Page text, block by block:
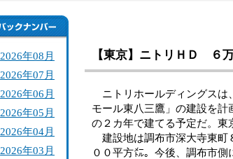
2026年08月
2026年07月
2026年06月
2026年05月
2026年04月
2026年03月
【東京】ニトリＨＤ ６
ニトリホールディングスは
モール東八三鷹」の建設を
の２カ年で建てる予定だ。東
建設地は調布市深大寺東町
００平方㍍。今後、調布市